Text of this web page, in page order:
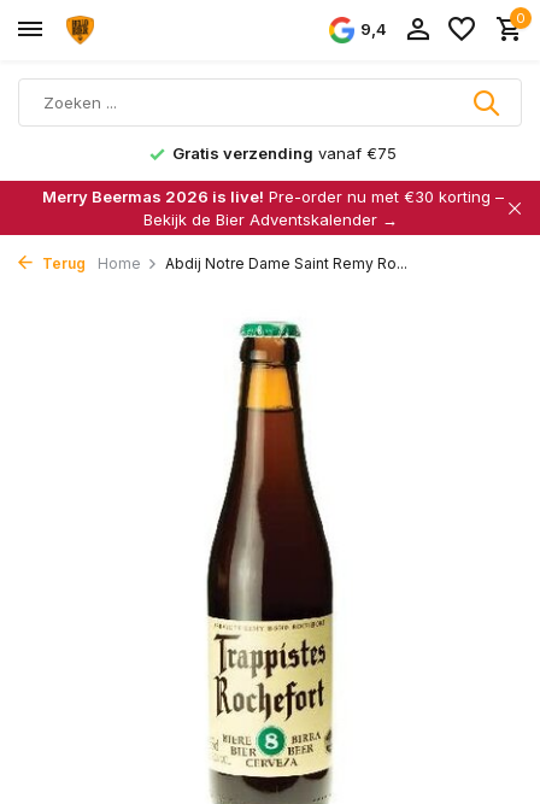
9,4
0
Gratis verzending vanaf €75
Merry Beermas 2026 is live! Pre-order nu met €30 korting –
Bekijk de Bier Adventskalender →
Terug Home Abdij Notre Dame Saint Remy Ro...